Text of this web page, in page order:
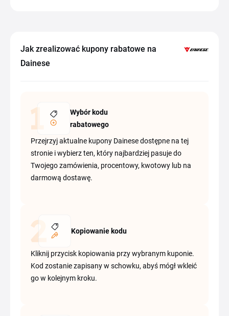
Jak zrealizować kupony rabatowe na
Dainese
Wybór kodu
rabatowego
Przejrzyj aktualne kupony Dainese dostępne na tej
stronie i wybierz ten, który najbardziej pasuje do
Twojego zamówienia, procentowy, kwotowy lub na
darmową dostawę.
Kopiowanie kodu
Kliknij przycisk kopiowania przy wybranym kuponie.
Kod zostanie zapisany w schowku, abyś mógł wkleić
go w kolejnym kroku.